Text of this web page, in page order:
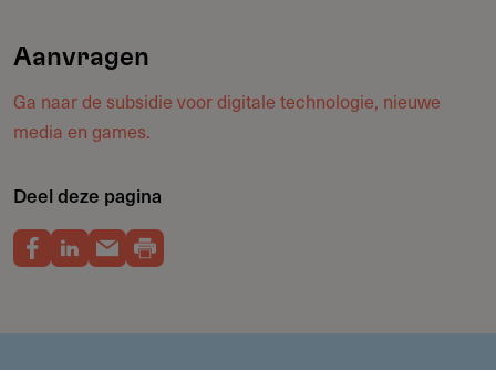
Aanvragen
Ga naar de subsidie voor digitale technologie, nieuwe
media en games.
Deel deze pagina